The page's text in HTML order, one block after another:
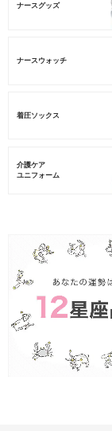
ナースグッズ
ナースウォッチ
着圧ソックス
介護ケア
ユニフォーム